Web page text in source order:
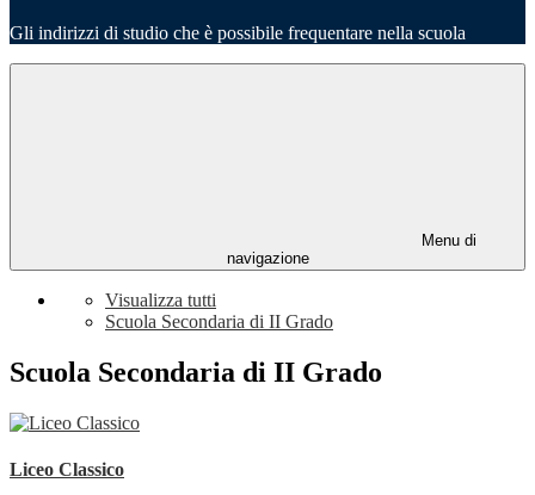
Gli indirizzi di studio che è possibile frequentare nella scuola
Menu di
navigazione
Visualizza tutti
Scuola Secondaria di II Grado
Scuola Secondaria di II Grado
Liceo Classico